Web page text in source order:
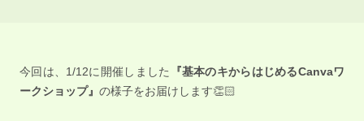
今回は、1/12に開催しました
『基本のキからはじめるCanvaワ
ークショップ』 の様子をお届けします👏🏻